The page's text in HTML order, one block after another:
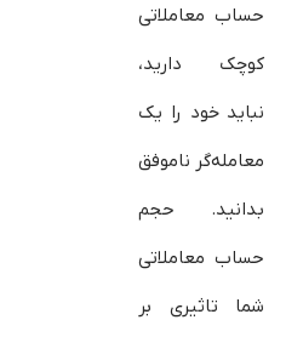
حساب معاملاتی
کوچک دارید،
نباید خود را یک
معامله‌گر ناموفق
بدانید. حجم
حساب معاملاتی
شما تاثیری بر